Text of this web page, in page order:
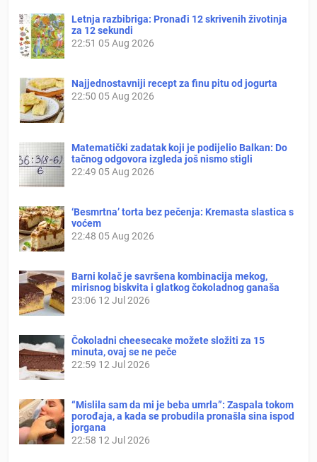
Letnja razbibriga: Pronađi 12 skrivenih životinja
za 12 sekundi
22:51 05 Aug 2026
Najjednostavniji recept za finu pitu od jogurta
22:50 05 Aug 2026
Matematički zadatak koji je podijelio Balkan: Do
tačnog odgovora izgleda još nismo stigli
22:49 05 Aug 2026
‘Besmrtna’ torta bez pečenja: Kremasta slastica s
voćem
22:48 05 Aug 2026
Barni kolač je savršena kombinacija mekog,
mirisnog biskvita i glatkog čokoladnog ganaša
23:06 12 Jul 2026
Čokoladni cheesecake možete složiti za 15
minuta, ovaj se ne peče
22:59 12 Jul 2026
“Mislila sam da mi je beba umrla”: Zaspala tokom
porođaja, a kada se probudila pronašla sina ispod
jorgana
22:58 12 Jul 2026